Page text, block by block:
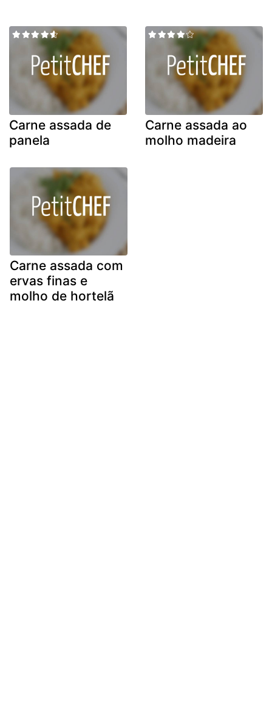
Carne assada de
panela
Carne assada ao
molho madeira
Carne assada com
ervas finas e
molho de hortelã